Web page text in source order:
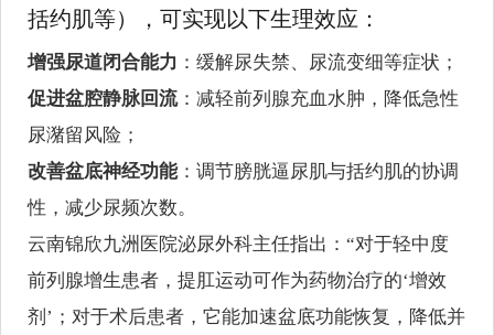
括约肌等），可实现以下生理效应：
增强尿道闭合能力 ：缓解尿失禁、尿流变细等症状；
促进盆腔静脉回流：减轻前列腺充血水肿，降低急性
尿潴留风险；
改善盆底神经功能：调节膀胱逼尿肌与括约肌的协调
性，减少尿频次数。
云南锦欣九洲医院泌尿外科主任指出：“对于轻中度
前列腺增生患者，提肛运动可作为药物治疗的‘增效
剂’；对于术后患者，它能加速盆底功能恢复，降低并